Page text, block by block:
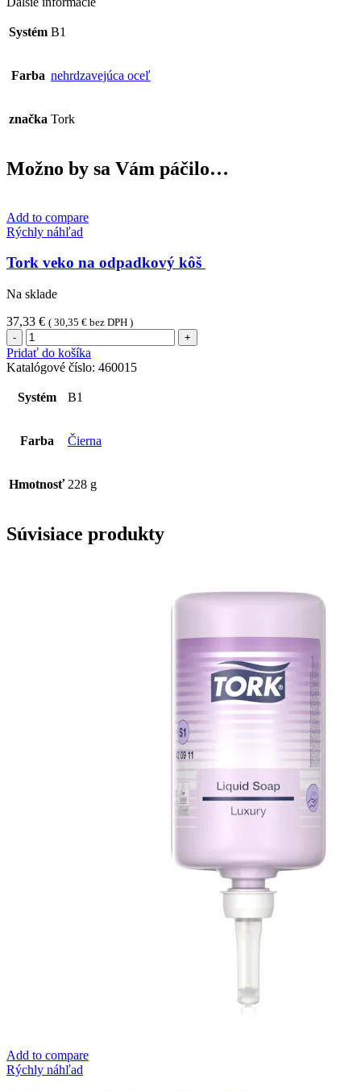
Systém B1
Farba nehrdzavejúca oceľ
značka Tork
Možno by sa Vám páčilo…
Add to compare
Rýchly náhľad
Tork veko na odpadkový kôš
Na sklade
37,33 € ( 30,35 € bez DPH )
množstvo
Tork
veko
odpadkový
kôš
Pridať do košíka
Katalógové číslo: 460015
Systém B1
Farba Čierna
Hmotnosť 228 g
Súvisiace produkty
Add to compare
Rýchly náhľad